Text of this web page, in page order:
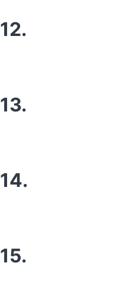
12.
13.
14.
15.